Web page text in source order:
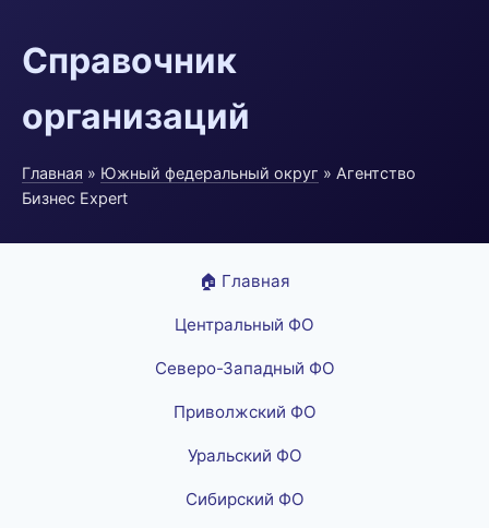
Справочник
организаций
Главная » Южный федеральный округ » Агентство
Бизнес Expert
🏠 Главная
Центральный ФО
Северо-Западный ФО
Приволжский ФО
Уральский ФО
Сибирский ФО